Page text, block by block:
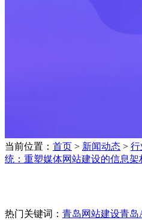
当前位置： 首页 > 新闻动态 > 行
统：重塑媒体网站建设的信息架
热门关键词： 青岛网站建设青岛